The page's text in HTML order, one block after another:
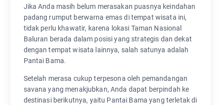
Jika Anda masih belum merasakan puasnya keindahan
padang rumput berwarna emas di tempat wisata ini,
tidak perlu khawatir, karena lokasi Taman Nasional
Baluran berada dalam posisi yang strategis dan dekat
dengan tempat wisata lainnya, salah satunya adalah
Pantai Bama.
Setelah merasa cukup terpesona oleh pemandangan
savana yang menakjubkan, Anda dapat berpindah ke
destinasi berikutnya, yaitu Pantai Bama yang terletak di